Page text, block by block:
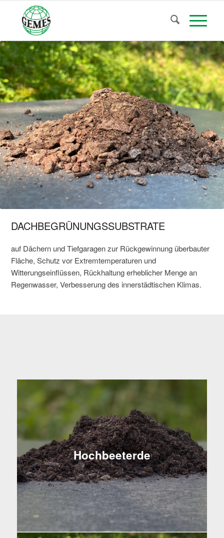
DACHBEGRÜNUNGSSUBSTRATE
auf Dächern und Tiefgaragen zur Rückgewinnung überbauter
Fläche, Schutz vor Extremtemperaturen und
Witterungseinflüssen, Rückhaltung erheblicher Menge an
Regenwasser, Verbesserung des innerstädtischen Klimas.
Hochbeeterde